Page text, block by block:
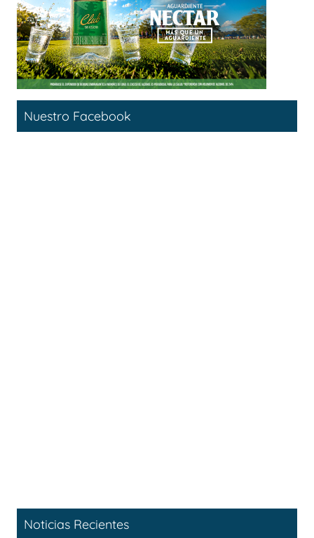
Nuestro Facebook
Noticias Recientes